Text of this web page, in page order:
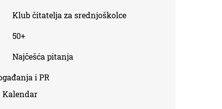
Klub čitatelja za srednjoškolce
50+
Najčešća pitanja
i PR
Kalendar